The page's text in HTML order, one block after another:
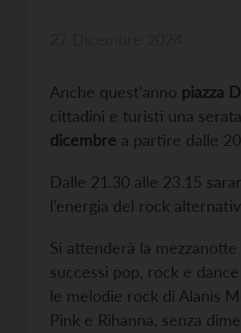
Anche quest’anno piazza
cittadini e turisti una
dicembre a partire dalle
Dalle 21.30 alle 23.15
l’energia del rock
Si attenderà la
successi pop, rock e
le melodie rock di Alanis
Pink e Rihanna, senza